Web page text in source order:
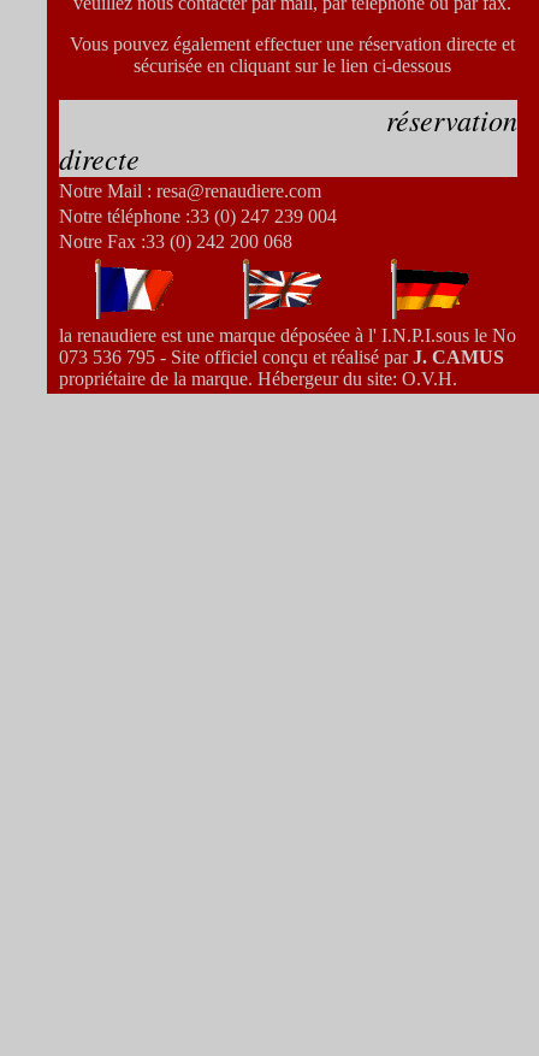
Vous pouvez également effectuer une réservation directe et
sécurisée en cliquant sur le lien ci-dessous
réservation
directe
Notre Mail : resa@renaudiere.com
Notre téléphone :33 (0) 247 239 004
Notre Fax :33 (0) 242 200 068
la renaudiere est une marque déposéee à l' I.N.P.I.sous le No
073 536 795 - Site officiel conçu et réalisé parJ. CAMUS
propriétaire de la marque. Hébergeur du site: O.V.H.